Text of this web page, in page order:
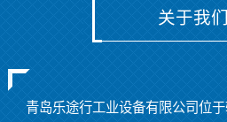
关于我
青岛乐途行工业设备有限公司位